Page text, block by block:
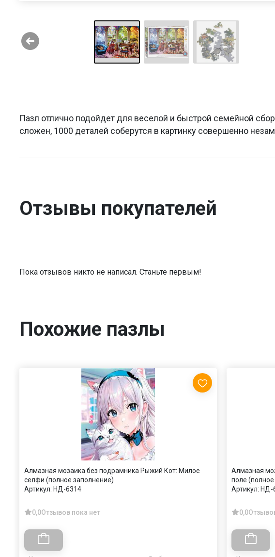
Пазл отлично подойдет для веселой и быстрой семейной
сложен, 1000 деталей соберутся в картинку совершенно
Отзывы покупателей
Пока отзывов никто не написал. Станьте первым!
Похожие пазлы
Алмазная мозаика без подрамника Рыжий Кот: Милое
селфи (полное заполнение)
Артикул: НД-6314
0,0Отзывов пока нет
Алмазная
поле
Артикул: НД-
0,0